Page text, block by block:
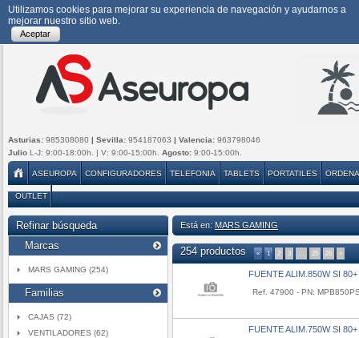
Utilizamos cookies para mejorar su experiencia de navegación y ayudarnos a
mejorar nuestro sitio web.
Aceptar
Asturias: 985308080 | Sevilla: 954187063 | Valencia: 963798046
Julio L-J: 9:00-18:00h. | V: 9:00-15:00h. Agosto: 9:00-15:00h.
ASEUROPA CONFIGURADORES TELEFONIA TABLETS PORTATILES
OUTLET
Refinar búsqueda
Marcas
MARS GAMING (254)
Familias
CAJAS (72)
VENTILADORES (62)
Está en: MARS GAMING
254 productos « 1 2 3 … 25 26 »
FUENTE ALIM.850W SI
Ref. 47900 - PN:
FUENTE ALIM.750W SI